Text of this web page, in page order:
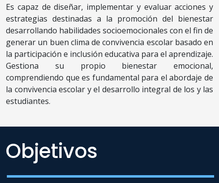
Universitaria, en Psicología
Laboral Organizacional, en
Cultura y Cambio
Organizacional, en
Desarrollo Directivo y en
Gestión del Capital Humano.
Además, es académico de
Psicopatología y Psiquiatría,
e investigador en salud
Convivencia Escolar de la
Universidad Andrés Bello.
académico del Doctorado en
Es capaz de diseñar, implementar y evaluar acciones y
estrategias destinadas a la promoción del bienestar
desarrollando habilidades socioemocionales con el fin de
generar un buen clima de convivencia escolar basado en
la participación e inclusión educativa para el aprendizaje.
Gestiona su propio bienestar emocional,
comprendiendo que es fundamental para el abordaje de
la convivencia escolar y el desarrollo integral de los y las
estudiantes.
Objetivos